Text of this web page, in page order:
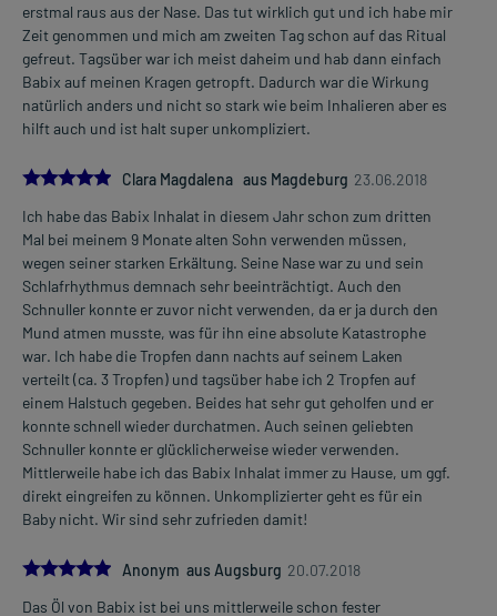
erstmal raus aus der Nase. Das tut wirklich gut und ich habe mir
Zeit genommen und mich am zweiten Tag schon auf das Ritual
gefreut. Tagsüber war ich meist daheim und hab dann einfach
Babix auf meinen Kragen getropft. Dadurch war die Wirkung
natürlich anders und nicht so stark wie beim Inhalieren aber es
hilft auch und ist halt super unkompliziert.
5.0
Clara Magdalena aus Magdeburg 23.06.2018
Ich habe das Babix Inhalat in diesem Jahr schon zum dritten
Mal bei meinem 9 Monate alten Sohn verwenden müssen,
wegen seiner starken Erkältung. Seine Nase war zu und sein
Schlafrhythmus demnach sehr beeinträchtigt. Auch den
Schnuller konnte er zuvor nicht verwenden, da er ja durch den
Mund atmen musste, was für ihn eine absolute Katastrophe
war. Ich habe die Tropfen dann nachts auf seinem Laken
verteilt (ca. 3 Tropfen) und tagsüber habe ich 2 Tropfen auf
einem Halstuch gegeben. Beides hat sehr gut geholfen und er
konnte schnell wieder durchatmen. Auch seinen geliebten
Schnuller konnte er glücklicherweise wieder verwenden.
Mittlerweile habe ich das Babix Inhalat immer zu Hause, um ggf.
direkt eingreifen zu können. Unkomplizierter geht es für ein
Baby nicht. Wir sind sehr zufrieden damit!
5.0Anonym aus Augsburg 20.07.2018
Das Öl von Babix ist bei uns mittlerweile schon fester